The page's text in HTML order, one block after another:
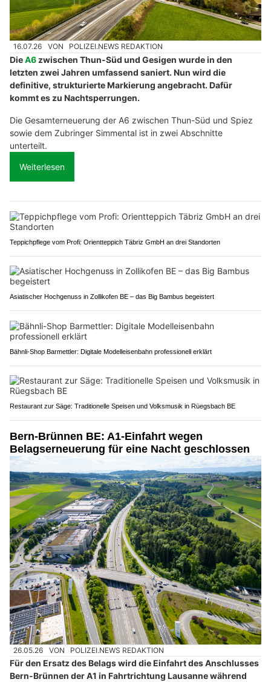
16.07.26 VON POLIZEI.NEWS REDAKTION
DieA6 zwischen Thun-Süd und Gesigen wurde in den
letzten zwei Jahren umfassend saniert. Nun wird die
definitive, strukturierte Markierung angebracht. Dafür
kommt es zu Nachtsperrungen.
Die Gesamterneuerung der A6 zwischen Thun-Süd und Spiez
sowie dem Zubringer Simmental ist in zwei Abschnitte
unterteilt.
Weiterlesen
Teppichpflege vom Profi: Orientteppich Täbriz GmbH an drei Standorten
Asiatischer Hochgenuss in Zollikofen BE – das Big Bambus begeistert
Bähnli-Shop Barmettler: Digitale Modelleisenbahn professionell erklärt
Restaurant zur Säge: Traditionelle Speisen und Volksmusik in Rüegsbach BE
Bern-Brünnen BE: A1-Einfahrt wegen
Belagserneuerung für eine Nacht geschlossen
26.05.26 VON POLIZEI.NEWS REDAKTION
Für den Ersatz des Belags wird die Einfahrt des Anschlusses
Bern-Brünnen der A1 in Fahrtrichtung Lausanne während